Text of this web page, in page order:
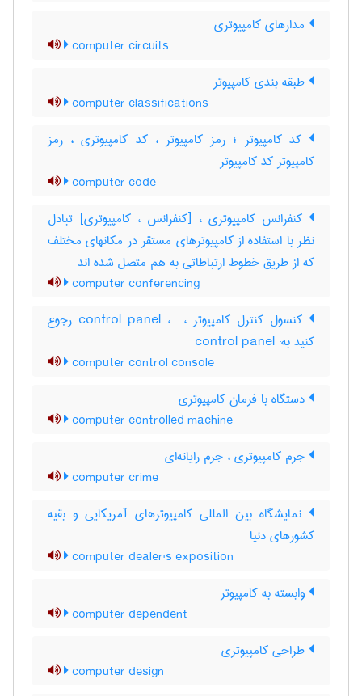
مدارهای کامپیوتری
computer circuits
طبقه بندی کامپیوتر
computer classifications
کد کامپیوتر ؛ رمز کامپیوتر ، کد کامپیوتری ، رمز
کامپیوتر کد کامپیوتر
computer code
کنفرانس کامپیوتری ، [کنفرانس ، کامپیوتری] تبادل
نظر با استفاده از کامپیوترهای مستقر در مکانهای مختلف
که از طریق خطوط ارتباطاتی به هم متصل شده اند
computer conferencing
کنسول کنترل کامپیوتر ، control panel ، ‎ رجوع
کنید به: control panel
computer control console
دستگاه با فرمان کامپیوتری
computer controlled machine
جرم کامپیوتری ، جرم رایانه‌ای
computer crime
نمایشگاه بین المللی کامپیوترهای آمریکایی و بقیه
کشورهای دنیا
computer dealer's exposition
وابسته به کامپیوتر
computer dependent
طراحی کامپیوتری
computer design